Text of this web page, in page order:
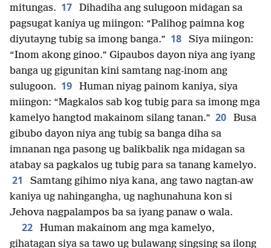
mitungas. 17
Dihadiha ang sulugoon midagan sa
pagsugat kaniya ug miingon: “Palihog paimna kog
diyutayng tubig sa imong banga.” 18
Siya miingon:
“Inom akong ginoo.” Gipaubos dayon niya ang iyang
banga ug gigunitan kini samtang nag-inom ang
sulugoon. 19
Human niyag painom kaniya, siya
miingon: “Magkalos sab kog tubig para sa imong mga
kamelyo hangtod makainom silang tanan.” 20
Busa
gibubo dayon niya ang tubig sa banga diha sa
imnanan nga pasong ug balikbalik nga midagan sa
atabay sa pagkalos ug tubig para sa tanang kamelyo.
21
Samtang gihimo niya kana, ang tawo nagtan-aw
kaniya ug nahingangha, ug naghunahuna kon si
Jehova nagpalampos ba sa iyang panaw o wala.
22
Human makainom ang mga kamelyo,
gihatagan siya sa tawo ug bulawang singsing sa ilong